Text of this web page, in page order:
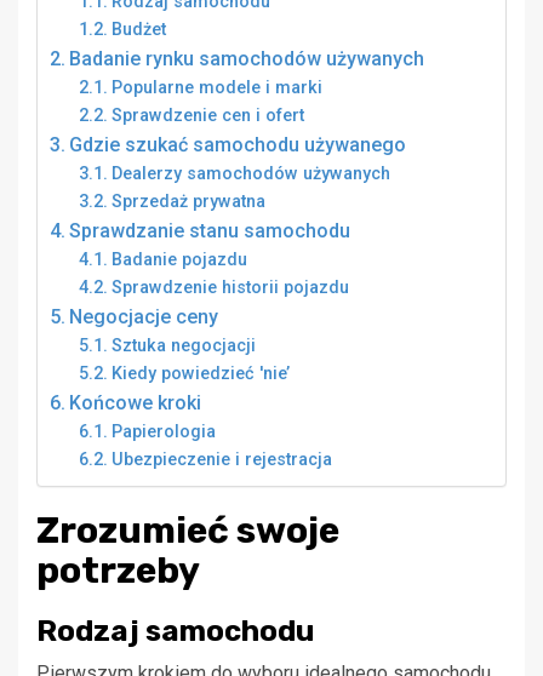
Budżet
Badanie rynku samochodów używanych
Popularne modele i marki
Sprawdzenie cen i ofert
Gdzie szukać samochodu używanego
Dealerzy samochodów używanych
Sprzedaż prywatna
Sprawdzanie stanu samochodu
Badanie pojazdu
Sprawdzenie historii pojazdu
Negocjacje ceny
Sztuka negocjacji
Kiedy powiedzieć 'nie’
Końcowe kroki
Papierologia
Ubezpieczenie i rejestracja
Zrozumieć swoje
potrzeby
Rodzaj samochodu